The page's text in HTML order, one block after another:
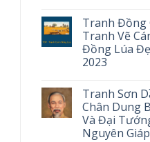
Tranh Đồng
Tranh Vẽ
Đồng Lúa
2023
Tranh Sơn
Chân Dung
Và Đại
Nguyên